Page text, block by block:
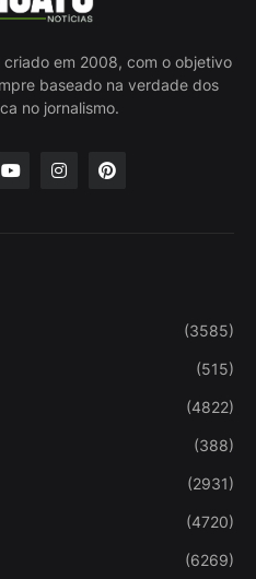
em 2008, com o objetivo
baseado na verdade dos
no jornalismo.
(3585)
(515)
(4822)
(388)
(2931)
(4720)
(6269)